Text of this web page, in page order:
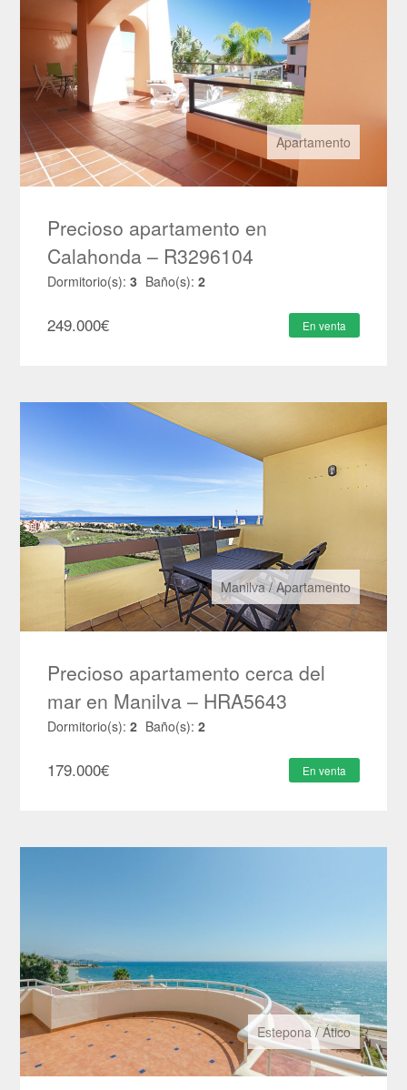
Apartamento
Precioso apartamento en
Calahonda – R3296104
Dormitorio(s): 3 Baño(s): 2
249.000€ En venta
Manilva/Apartamento
Precioso apartamento cerca del
mar en Manilva – HRA5643
Dormitorio(s): 2 Baño(s): 2
179.000€ En venta
Estepona/Ático